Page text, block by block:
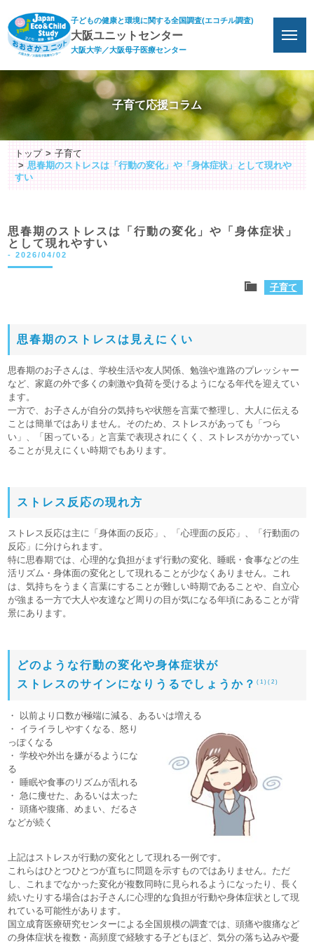
子どもの健康と環境に関する全国調査(エコチル調査)
大阪ユニットセンター
大阪大学／大阪母子医療センター
子育て応援コラム
トップ
子育て
思春期のストレスは「行動の変化」や「身体症状」として現れや
すい
思春期のストレスは「行動の変化」や「身体症状」
として現れやすい
-2026/04/02
子育て
思春期のストレスは見えにくい
思春期のお子さんは、学校生活や友人関係、勉強や進路のプレッシャー
など、家庭の外で多くの刺激や負荷を受けるようになる年代を迎えてい
ます。
一方で、お子さんが自分の気持ちや状態を言葉で整理し、大人に伝える
ことは簡単ではありません。そのため、ストレスがあっても「つら
い」、「困っている」と言葉で表現されにくく、ストレスがかかってい
ることが見えにくい時期でもあります。
ストレス反応の現れ方
ストレス反応は主に「身体面の反応」、「心理面の反応」、「行動面の
反応」に分けられます。
特に思春期では、心理的な負担がまず行動の変化、睡眠・食事などの生
活リズム・身体面の変化として現れることが少なくありません。これ
は、気持ちをうまく言葉にすることが難しい時期であることや、自立心
が強まる一方で大人や友達など周りの目が気になる年頃にあることが背
景にあります。
どのような行動の変化や身体症状が
ストレスのサインになりうるでしょうか？(1)(2)
・ 以前より口数が極端に減る、あるいは増える
・ イライラしやすくなる、怒り
っぽくなる
・ 学校や外出を嫌がるようにな
る
・ 睡眠や食事のリズムが乱れる
・ 急に痩せた、あるいは太った
・ 頭痛や腹痛、めまい、だるさ
などが続く
上記はストレスが行動の変化として現れる一例です。
これらはひとつひとつが直ちに問題を示すものではありません。ただ
し、これまでなかった変化が複数同時に見られるようになったり、長く
続いたりする場合はお子さんに心理的な負担が行動や身体症状として現
れている可能性があります。
国立成育医療研究センターによる全国規模の調査では、頭痛や腹痛など
の身体症状を複数・高頻度で経験する子どもほど、気分の落ち込みや憂